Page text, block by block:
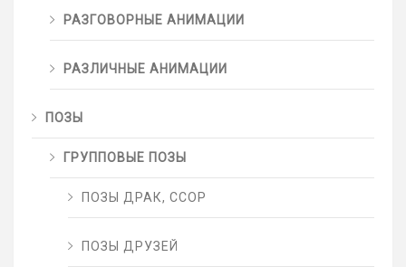
РАЗГОВОРНЫЕ АНИМАЦИИ
РАЗЛИЧНЫЕ АНИМАЦИИ
ПОЗЫ
ГРУППОВЫЕ ПОЗЫ
ПОЗЫ ДРАК, ССОР
ПОЗЫ ДРУЗЕЙ